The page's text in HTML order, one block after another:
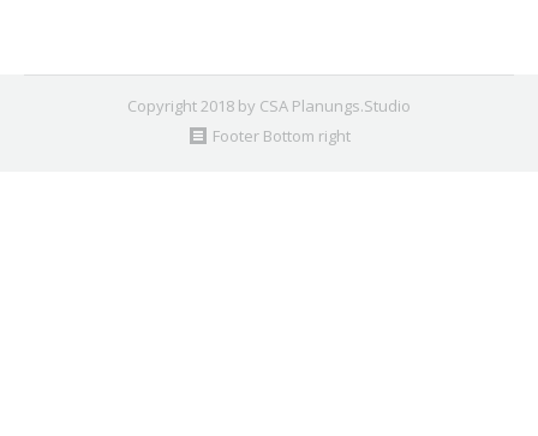
Copyright 2018 by CSA Planungs.Studio
Footer Bottom right